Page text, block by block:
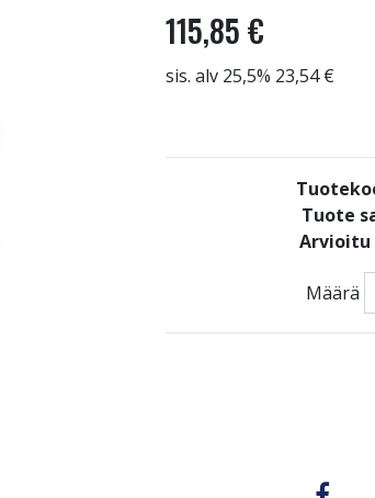
115,85 €
sis. alv 25,5% 23,54 €
Tuote
Arvioitu
Määrä